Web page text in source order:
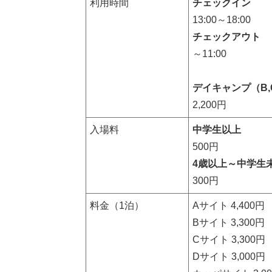
利用時間
チェックイン
13:00～18:00
チェックアウト
～11:00
デイキャンプ（
2,200円
入場料
中学生以上
500円
4歳以上～中学生
300円
料金（1泊）
Aサイト 4,400円
Bサイト 3,300円
Cサイト 3,300円
Dサイト 3,000円